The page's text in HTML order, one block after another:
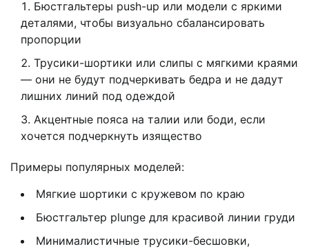
Бюстгальтеры push-up или модели с яркими
деталями, чтобы визуально сбалансировать
пропорции
Трусики-шортики или слипы с мягкими краями
— они не будут подчеркивать бедра и не дадут
лишних линий под одеждой
Акцентные пояса на талии или боди, если
хочется подчеркнуть изящество
Примеры популярных моделей:
Мягкие шортики с кружевом по краю
Бюстгальтер plunge для красивой линии груди
Минималистичные трусики-бесшовки,